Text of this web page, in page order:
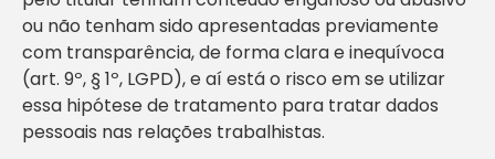
ou não tenham sido apresentadas previamente
com transparência, de forma clara e inequívoca
(art. 9º, § 1º, LGPD), e aí está o risco em se utilizar
essa hipótese de tratamento para tratar dados
pessoais nas relações trabalhistas.